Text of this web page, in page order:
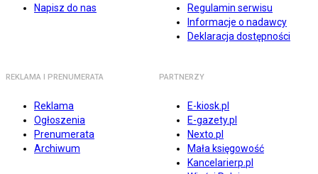
Napisz do nas
Regulamin serwisu
Informacje o nadawcy
Deklaracja dostępności
REKLAMA I PRENUMERATA
Reklama
Ogłoszenia
Prenumerata
Archiwum
PARTNERZY
E-kiosk.pl
E-gazety.pl
Nexto.pl
Mała księgowość
Kancelarierp.pl